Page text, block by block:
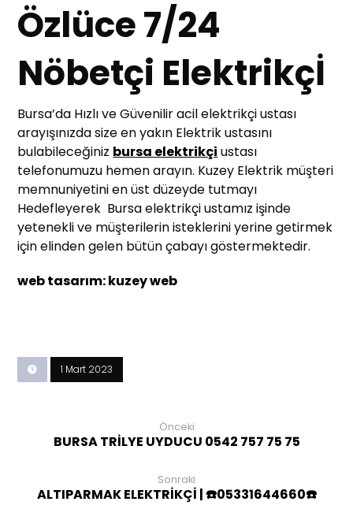
Özlüce 7/24
Nöbetçi Elektrikçİ
Bursa’da Hızlı ve Güvenilir acil elektrikçi ustası
arayışınızda size en yakın Elektrik ustasını
bulabileceğiniz bursa elektrikçi ustası
telefonumuzu hemen arayın. Kuzey Elektrik müşteri
memnuniyetini en üst düzeyde tutmayı
Hedefleyerek Bursa elektrikçi ustamız işinde
yetenekli ve müşterilerin isteklerini yerine getirmek
için elinden gelen bütün çabayı göstermektedir.
web tasarım: kuzey web
1 Mart 2023
Önceki
BURSA TRİLYE UYDUCU 0542 757 75 75
Sonraki
ALTIPARMAK ELEKTRİKÇİ | ☎️05331644660☎️